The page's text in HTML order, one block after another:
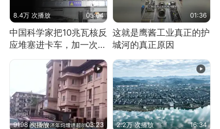
8.4万 次播放 05:04
中国科学家把10兆瓦核反
应堆塞进卡车，加一次燃
料能跑几十年
01:36
这就是鹰酱工业真正的护
城河的真正原因
9198 次播放 03:23 2.2万 次播放 16:34